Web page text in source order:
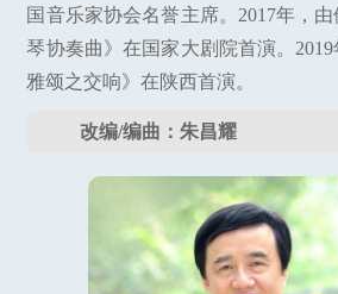
国音乐家协会名誉主席。2017年，
琴协奏曲》在国家大剧院首演。
雅颂之交响》在陕西首演。
改编/编曲：朱昌耀